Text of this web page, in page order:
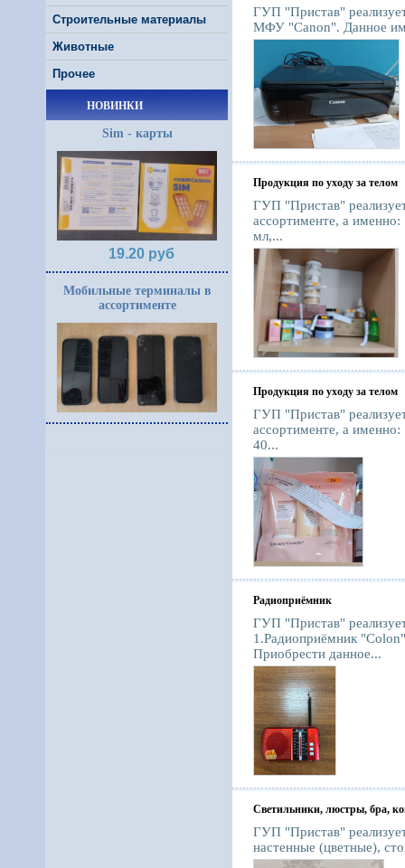
Строительные материалы
Животные
Прочее
НОВИНКИ
Sim - карты
19.20 руб
Мобильные терминалы в
ассортименте
ГУП "Пристав"
МФУ "Canon". Данное
Продукция по уходу за телом
ГУП "Пристав"
ассортименте, а
мл,...
Продукция по уходу за телом
ГУП "Пристав"
ассортименте, а
40...
Радиоприёмник
ГУП "Пристав"
1.Радиоприёмник
Приобрести данное...
Светильники, люстры, бра,
ГУП "Пристав"
настенные (цветные),